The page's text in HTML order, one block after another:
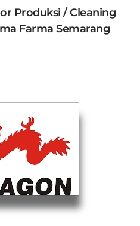
Produksi / Cleaning
Farma Semarang